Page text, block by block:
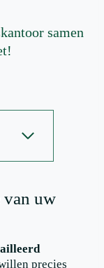
samen
van uw
precies